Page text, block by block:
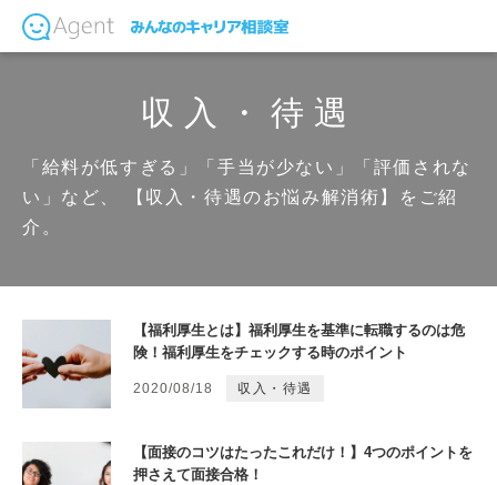
収入・待遇
「給料が低すぎる」「手当が少ない」「評価されな
い」など、
【収入・待遇のお悩み解消術】をご紹
介。
【福利厚生とは】福利厚生を基準に転職するのは危
険！福利厚生をチェックする時のポイント
2020/08/18 収入・待遇
【面接のコツはたったこれだけ！】4つのポイントを
押さえて面接合格！